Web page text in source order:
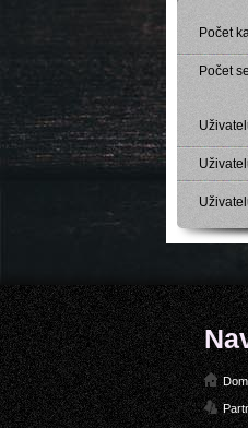
Počet
Počet